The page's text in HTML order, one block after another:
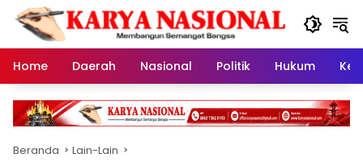
Langsung
konten
Home
Daerah Nasional Politik Hukum
Beranda Lain-Lain